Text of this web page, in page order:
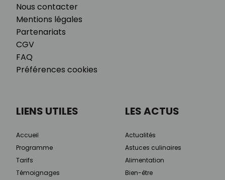
Nous contacter
Mentions légales
Partenariats
CGV
FAQ
Préférences cookies
LIENS UTILES
Accueil
Programme
Tarifs
Témoignages
LES ACTUS
Actualités
Astuces culinaires
Alimentation
Bien-être